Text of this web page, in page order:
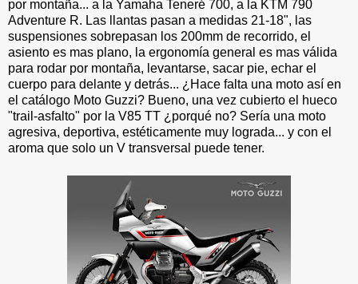
por montaña... a la Yamaha Teneré 700, a la KTM 790
Adventure R. Las llantas pasan a medidas 21-18", las
suspensiones sobrepasan los 200mm de recorrido, el
asiento es mas plano, la ergonomía general es mas válida
para rodar por montaña, levantarse, sacar pie, echar el
cuerpo para delante y detrás... ¿Hace falta una moto así en
el catálogo Moto Guzzi? Bueno, una vez cubierto el hueco
"trail-asfalto" por la V85 TT ¿porqué no? Sería una moto
agresiva, deportiva, estéticamente muy lograda... y con el
aroma que solo un V transversal puede tener.